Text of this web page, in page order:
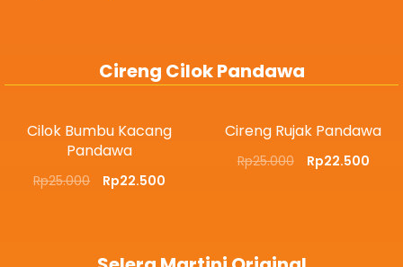
Cireng Cilok Pandawa
Cilok Bumbu Kacang
Pandawa
Rp25.000 Rp22.500
Cireng Rujak Pandawa
Rp25.000 Rp22.500